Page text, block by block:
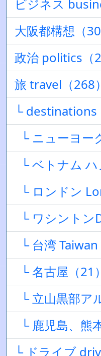
ビジネス
大阪都構想（30
政治 politics（
旅 travel（268）
└ destinations
└ ニューヨー
└ ベトナム ハ
└ ロンドン
└ ワシントン
└ 台湾 Taiwan
└ 名古屋（21）
└ 立山黒部ア
└ 鹿児島、熊
└ ドライブ